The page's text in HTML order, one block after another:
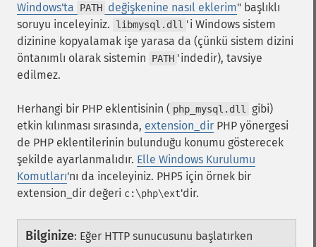
Windows'ta
PATH değişkenine nasıl eklerim" başlıklı
soruyu inceleyiniz.
libmysql.dll 'i Windows sistem
dizinine kopyalamak işe yarasa da (çünkü sistem dizini
öntanımlı olarak sistemin
PATH 'indedir), tavsiye
edilmez.
Herhangi bir PHP eklentisinin ( php_mysql.dll
gibi)
etkin kılınması sırasında, extension_dir PHP yönergesi
de PHP eklentilerinin bulunduğu konumu gösterecek
şekilde ayarlanmalıdır. Elle Windows Kurulumu
Komutları'nı da inceleyiniz. PHP5 için örnek bir
extension_dir değeri c:\php\ext'dir.
Bilginize: Eğer HTTP sunucusunu başlatırken